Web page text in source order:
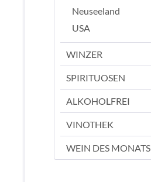
Neuseeland
USA
WINZER
SPIRITUOSEN
ALKOHOLFREI
VINOTHEK
WEIN DES MONATS